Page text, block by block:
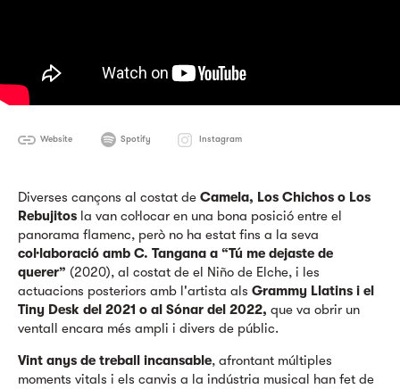
Website Spotify Instagram
Diverses cançons al costat de Camela, Los Chichos o Los
Rebujitos la van col·locar en una bona posició entre el
panorama flamenc, però no ha estat fins a la seva
col·laboració amb C. Tangana a “Tú me dejaste de
querer” (2020), al costat de el Niño de Elche, i les
actuacions posteriors amb l'artista als Grammy Llatins i el
Tiny Desk del 2021 o al Sónar del 2022, que va obrir un
ventall encara més ampli i divers de públic.
Vint anys de treball incansable, afrontant múltiples
moments vitals i els canvis a la indústria musical han fet de